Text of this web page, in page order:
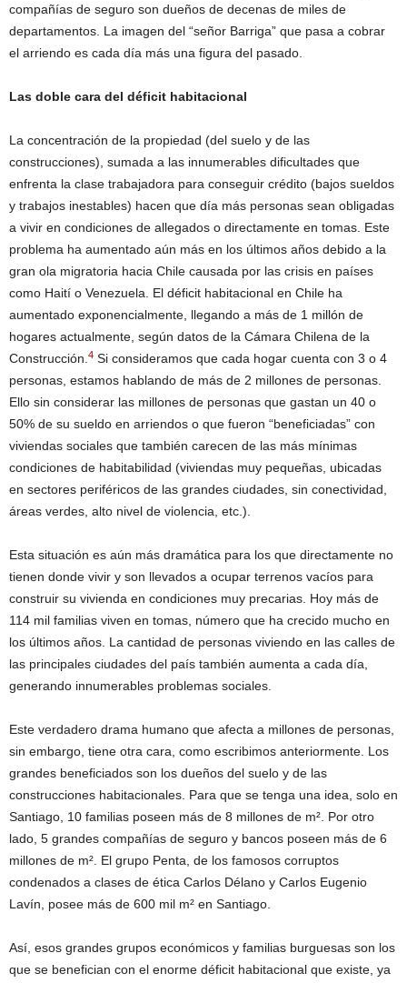
compañías de seguro son dueños de decenas de miles de
departamentos. La imagen del “señor Barriga” que pasa a cobrar
el arriendo es cada día más una figura del pasado.
Las doble cara del déficit habitacional
La concentración de la propiedad (del suelo y de las
construcciones), sumada a las innumerables dificultades que
enfrenta la clase trabajadora para conseguir crédito (bajos sueldos
y trabajos inestables) hacen que día más personas sean obligadas
a vivir en condiciones de allegados o directamente en tomas. Este
problema ha aumentado aún más en los últimos años debido a la
gran ola migratoria hacia Chile causada por las crisis en países
como Haití o Venezuela. El déficit habitacional en Chile ha
aumentado exponencialmente, llegando a más de 1 millón de
hogares actualmente, según datos de la Cámara Chilena de la
Construcción. 4 Si consideramos que cada hogar cuenta con 3 o 4
personas, estamos hablando de más de 2 millones de personas.
Ello sin considerar las millones de personas que gastan un 40 o
50% de su sueldo en arriendos o que fueron “beneficiadas” con
viviendas sociales que también carecen de las más mínimas
condiciones de habitabilidad (viviendas muy pequeñas, ubicadas
en sectores periféricos de las grandes ciudades, sin conectividad,
áreas verdes, alto nivel de violencia, etc.).
Esta situación es aún más dramática para los que directamente no
tienen donde vivir y son llevados a ocupar terrenos vacíos para
construir su vivienda en condiciones muy precarias. Hoy más de
114 mil familias viven en tomas, número que ha crecido mucho en
los últimos años. La cantidad de personas viviendo en las calles de
las principales ciudades del país también aumenta a cada día,
generando innumerables problemas sociales.
Este verdadero drama humano que afecta a millones de personas,
sin embargo, tiene otra cara, como escribimos anteriormente. Los
grandes beneficiados son los dueños del suelo y de las
construcciones habitacionales. Para que se tenga una idea, solo en
Santiago, 10 familias poseen más de 8 millones de m². Por otro
lado, 5 grandes compañías de seguro y bancos poseen más de 6
millones de m². El grupo Penta, de los famosos corruptos
condenados a clases de ética Carlos Délano y Carlos Eugenio
Lavín, posee más de 600 mil m² en Santiago.
Así, esos grandes grupos económicos y familias burguesas son los
que se benefician con el enorme déficit habitacional que existe, ya